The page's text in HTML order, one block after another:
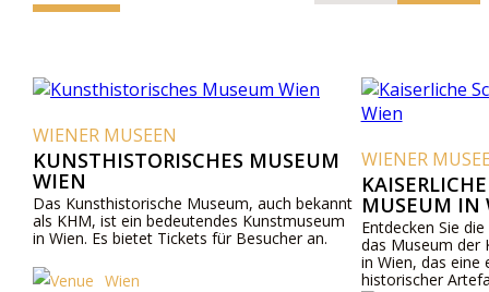
WIENER MUSEEN
KUNSTHISTORISCHES MUSEUM
WIEN
Das Kunsthistorische Museum, auch bekannt
als KHM, ist ein bedeutendes Kunstmuseum
in Wien. Es bietet Tickets für Besucher an.
Wien
WIENER
MUSEUM IN
Entdecken Sie
das Museum der
in Wien, das eine
historischer